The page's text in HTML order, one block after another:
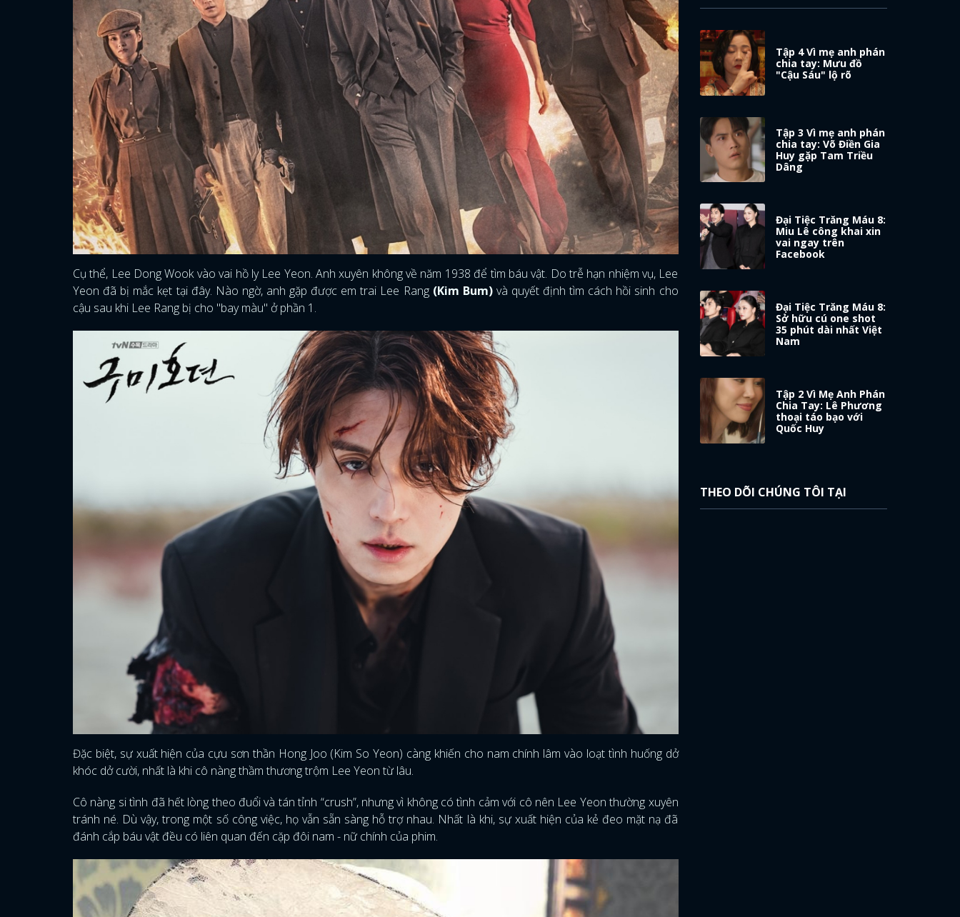
Cụ thể, Lee Dong Wook vào vai hồ ly Lee Yeon. Anh xuyên không về năm 1938 để tìm báu vật. Do trễ hạn nhiệm vụ, Lee
Yeon đã bị mắc kẹt tại đây. Nào ngờ, anh gặp được em trai Lee Rang (Kim Bum)và quyết định tìm cách hồi sinh cho
cậu sau khi Lee Rang bị cho "bay màu" ở phần 1.
Đặc biệt, sự xuất hiện của cựu sơn thần Hong Joo (Kim So Yeon) càng khiến cho nam chính lâm vào loạt tình huống dở
khóc dở cười, nhất là khi cô nàng thầm thương trộm Lee Yeon từ lâu.
Cô nàng si tình đã hết lòng theo đuổi và tán tỉnh “crush”, nhưng vì không có tình cảm với cô nên Lee Yeon thường xuyên
tránh né. Dù vậy, trong một số công việc, họ vẫn sẵn sàng hỗ trợ nhau. Nhất là khi, sự xuất hiện của kẻ đeo mặt nạ đã
đánh cắp báu vật đều có liên quan đến cặp đôi nam - nữ chính của phim.
Tập 4 Vì mẹ anh phán
chia tay: Mưu đồ
"Cậu Sáu" lộ rõ
Tập 3 Vì mẹ anh phán
chia tay: Võ Điền Gia
Huy gặp Tam Triều
Dâng
Đại Tiệc Trăng Máu 8:
Miu Lê công khai xin
vai ngay trên
Facebook
Đại Tiệc Trăng Máu 8:
Sở hữu cú one shot
35 phút dài nhất Việt
Nam
Tập 2 Vì Mẹ Anh Phán
Chia Tay: Lê Phương
thoại táo bạo với
Quốc Huy
THEO DÕI CHÚNG TÔI TẠI